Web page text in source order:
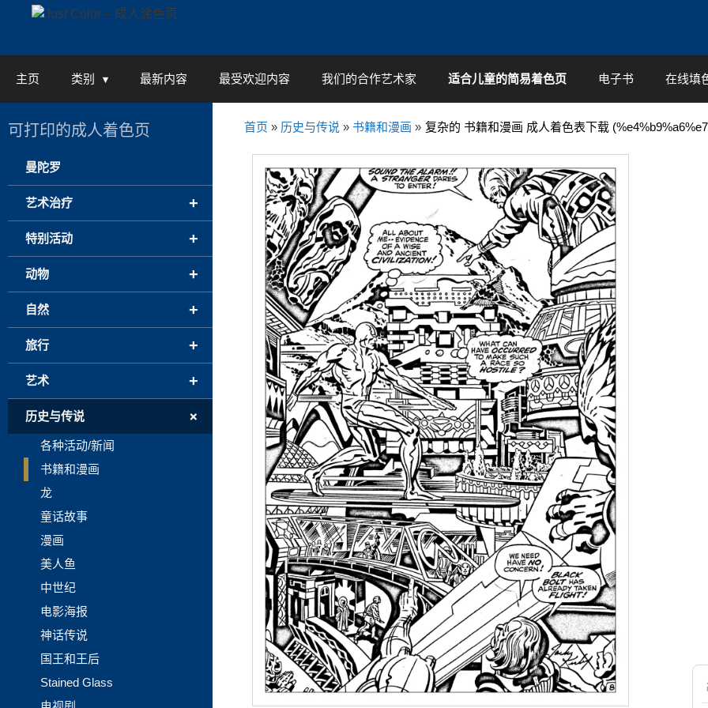
主页 类别 最新内容 最受欢迎内容 我们的合作艺术家 适合儿童的简易着色页 电子书 在线填
首页 » 历史与传说 » 书籍和漫画 » 复杂的 书籍和漫画 成人着色表下载
可打印的成人着色页
曼陀罗
+
艺术治疗
+
特别活动
+
动物
+
自然
+
旅行
+
艺术
+
历史与传说
各种活动/新闻
书籍和漫画
龙
童话故事
漫画
美人鱼
中世纪
电影海报
神话传说
国王和王后
Stained Glass